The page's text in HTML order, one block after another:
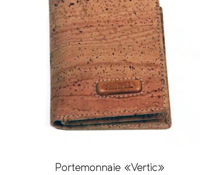
Portemonnaie «Vertic»